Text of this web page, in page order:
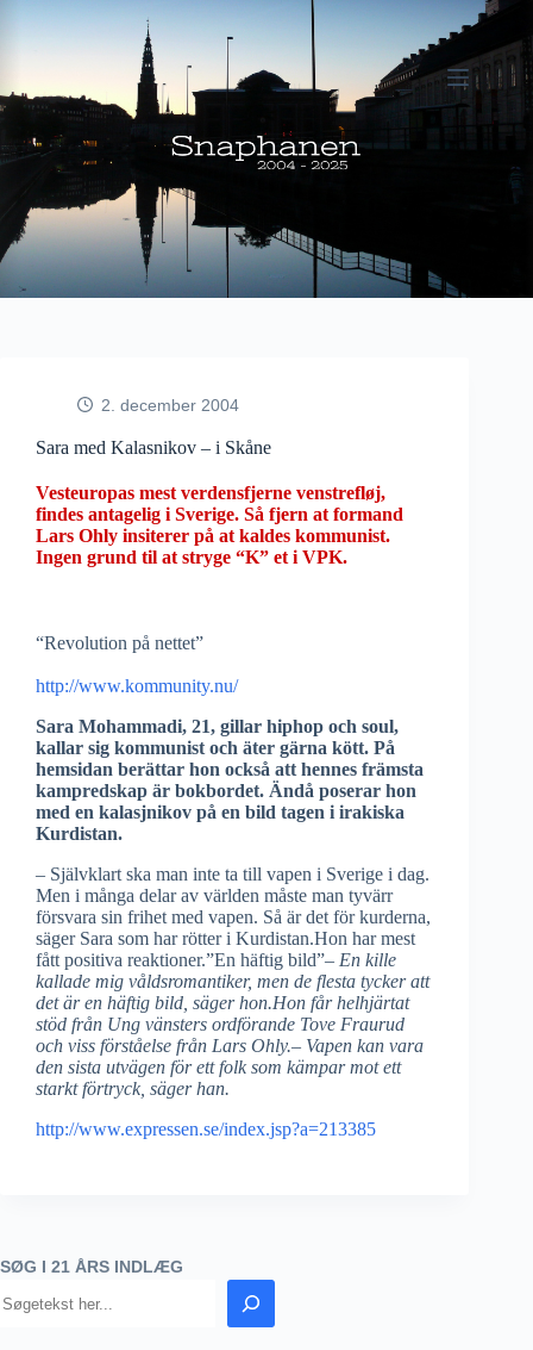
2. december 2004
Sara med Kalasnikov – i Skåne
Vesteuropas mest verdensfjerne venstrefløj,
findes antagelig i Sverige. Så fjern at formand
Lars Ohly insiterer på at kaldes kommunist.
Ingen grund til at stryge “K” et i VPK.
“Revolution på nettet”
http://www.kommunity.nu/
Sara Mohammadi, 21, gillar hiphop och soul,
kallar sig kommunist och äter gärna kött. På
hemsidan berättar hon också att hennes främsta
kampredskap är bokbordet. Ändå poserar hon
med en kalasjnikov på en bild tagen i irakiska
Kurdistan.
– Självklart ska man inte ta till vapen i Sverige i dag.
Men i många delar av världen måste man tyvärr
försvara sin frihet med vapen. Så är det för kurderna,
säger Sara som har rötter i Kurdistan.Hon har mest
fått positiva reaktioner.”En häftig bild”– En kille
kallade mig våldsromantiker, men de flesta tycker att
det är en häftig bild, säger hon.Hon får helhjärtat
stöd från Ung vänsters ordförande Tove Fraurud
och viss förståelse från Lars Ohly.– Vapen kan vara
den sista utvägen för ett folk som kämpar mot ett
starkt förtryck, säger han.
http://www.expressen.se/index.jsp?a=213385
SØG I 21 ÅRS INDLÆG